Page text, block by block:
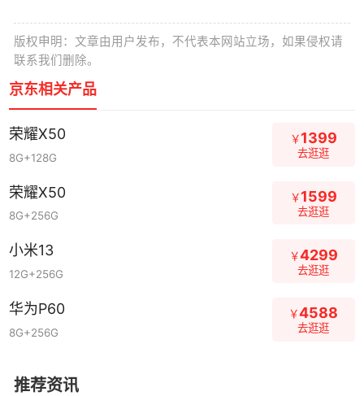
版权申明：文章由用户发布，不代表本网站立场，如果侵权请
联系我们删除。
京东相关产品
荣耀X50
8G+128G
￥1399
去逛逛
荣耀X50
8G+256G
￥1599
去逛逛
小米13
12G+256G
￥4299
去逛逛
华为P60
8G+256G
￥4588
去逛逛
推荐资讯